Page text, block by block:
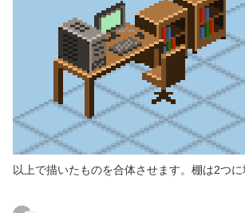
以上で描いたものを合体させます。棚は2つに